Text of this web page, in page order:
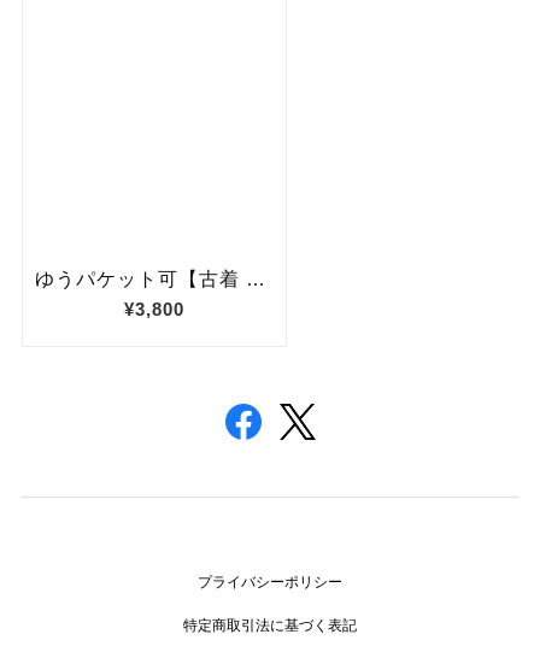
プライバシーポリシー
特定商取引法に基づく表記